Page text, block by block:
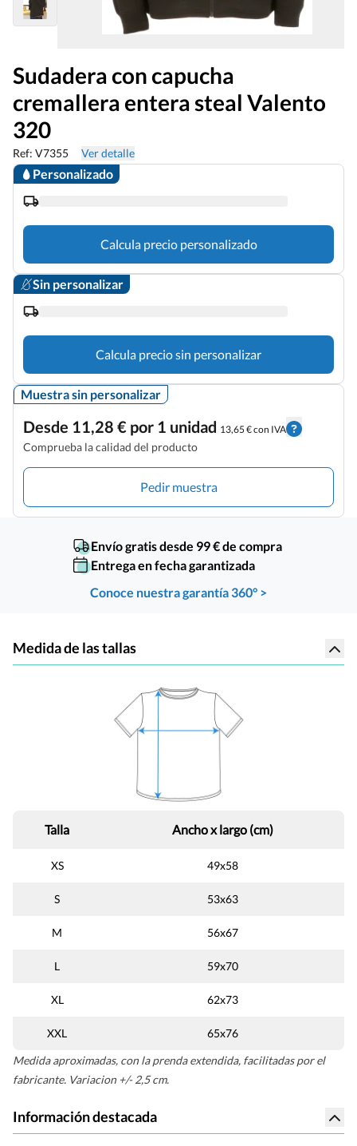
Sudadera con capucha
cremallera entera steal Valento
320
Ref: V7355 Ver detalle
Personalizado
Calcula precio personalizado
Sin personalizar
Calcula precio sin personalizar
Muestra sin personalizar
Desde 11,28 € por 1 unidad 13,65 € con IVA
Comprueba la calidad del producto
Pedir muestra
Envío gratis desde 99 € de compra
Entrega en fecha garantizada
Conoce nuestra garantía 360° >
Medida de las tallas
Talla Ancho x largo (cm)
XS 49x58
S 53x63
M 56x67
L 59x70
XL 62x73
XXL
65x76
Medida aproximadas, con la prenda extendida, facilitadas por el
fabricante. Variacion +/- 2,5 cm.
Información destacada